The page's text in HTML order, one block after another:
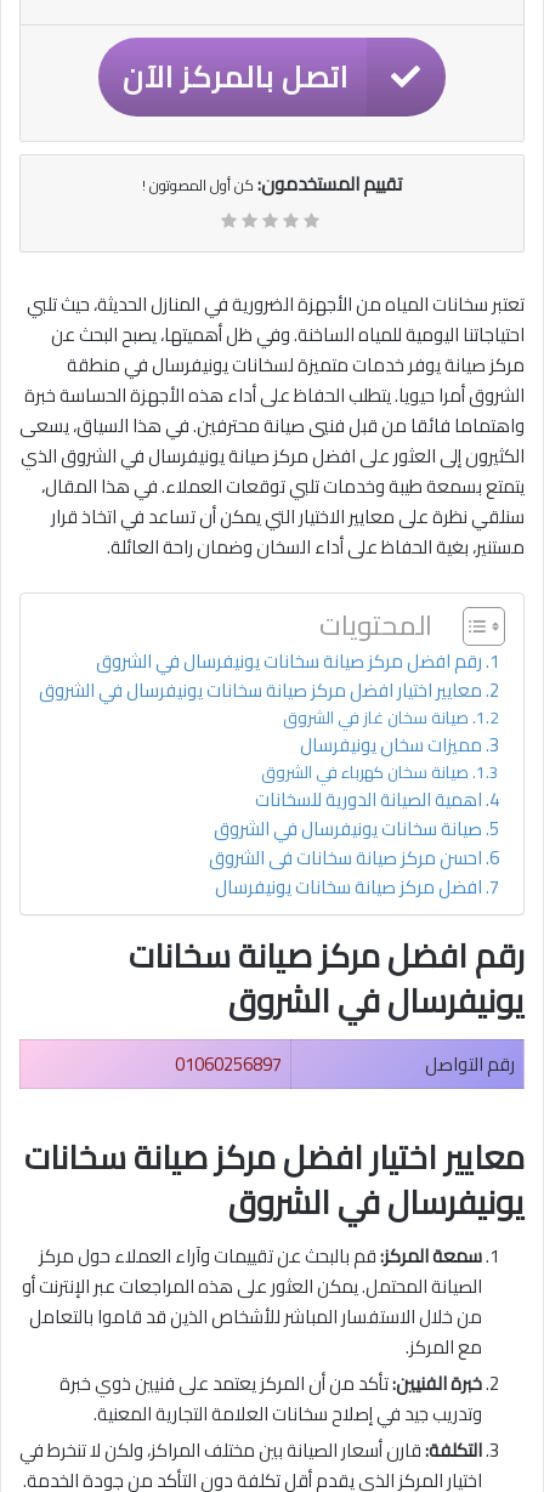
اتصل بالمركز الآن
تقييم المستخدمون:كن أول المصوتون !
تعتبر سخانات المياه من الأجهزة الضرورية في المنازل الحديثة، حيث تلبي
احتياجاتنا اليومية للمياه الساخنة. وفي ظل أهميتها، يصبح البحث عن
مركز صيانة يوفر خدمات متميزة لسخانات يونيفرسال في منطقة
الشروق أمرا حيويا. يتطلب الحفاظ على أداء هذه الأجهزة الحساسة خبرة
واهتماما فائقا من قبل فنيي صيانة محترفين. في هذا السياق، يسعى
الكثيرون إلى العثور على افضل مركز صيانة يونيفرسال في الشروق الذي
يتمتع بسمعة طيبة وخدمات تلبي توقعات العملاء. في هذا المقال،
سنلقي نظرة على معايير الاختيار التي يمكن أن تساعد في اتخاذ قرار
مستنير، بغية الحفاظ على أداء السخان وضمان راحة العائلة.
المحتويات
رقم افضل مركز صيانة سخانات يونيفرسال في الشروق
معايير اختيار افضل مركز صيانة سخانات يونيفرسال في الشروق
صيانة سخان غاز في الشروق
مميزات سخان يونيفرسال
صيانة سخان كهرباء في الشروق
اهمية الصيانة الدورية للسخانات
صيانة سخانات يونيفرسال في الشروق
احسن مركز صيانة سخانات فى الشروق
افضل مركز صيانة سخانات يونيفرسال
رقم افضل مركز صيانة سخانات
يونيفرسال في الشروق
رقم التواصل 01060256897
معايير اختيار افضل مركز صيانة سخانات
يونيفرسال في الشروق
سمعة المركز:قم بالبحث عن تقييمات وآراء العملاء حول مركز
الصيانة المحتمل. يمكن العثور على هذه المراجعات عبر الإنترنت أو
من خلال الاستفسار المباشر للأشخاص الذين قد قاموا بالتعامل
مع المركز.
خبرة الفنيين:تأكد من أن المركز يعتمد على فنيين ذوي خبرة
وتدريب جيد في إصلاح سخانات العلامة التجارية المعنية.
التكلفة:قارن أسعار الصيانة بين مختلف المراكز، ولكن لا تنخرط في
اختيار المركز الذي يقدم أقل تكلفة دون التأكد من جودة الخدمة.